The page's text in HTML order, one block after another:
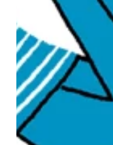
Na escola
Na família
Colunas
Conteúdos
Colecionáveis